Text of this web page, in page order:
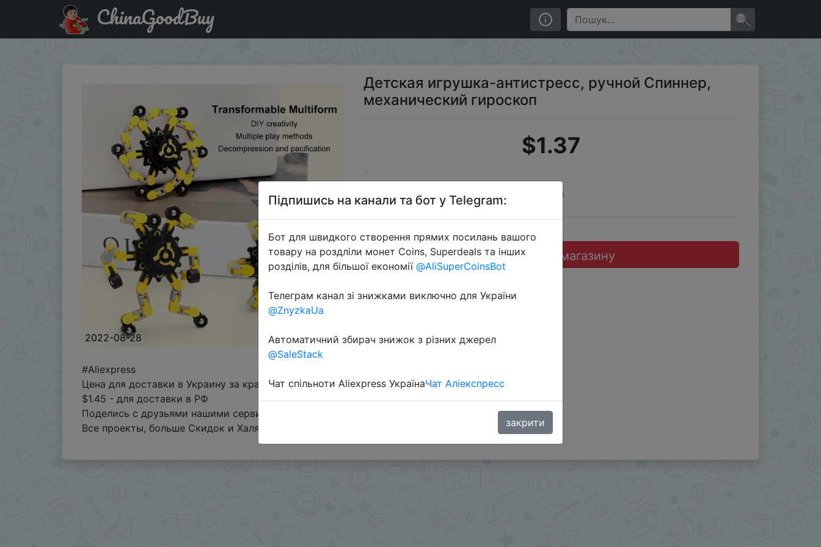
Придбати Детская игрушка-антистресс, ручной Спиннер, механический гироскоп
ChinaGoodBuy
2022-08-28
Детская игрушка-антистресс, ручной Спиннер,
механический гироскоп
$1.37
Sale
Перейти до магазину
#Aliexpress
Цена для доставки в Украину за красный цвет
$1.45 - для доставки в РФ
Поделись с друзьями нашими сервисами - @Skidkovozik - Отправить другу
Все проекты, больше Скидок и Халявы в telegram
Підпишись на канали та бот у Telegram:
Бот для швидкого створення прямих посилань вашого
товару на роздліли монет Coins, Superdeals та інших
розділів, для більшої економії @AliSuperCoinsBot
Телеграм канал зі знижками виключно для України
@ZnyzkaUa
Автоматичний збирач знижок з різних джерел
@SaleStack
Чат спільноти Aliexpress УкраїнаЧат Аліекспресс
закрити